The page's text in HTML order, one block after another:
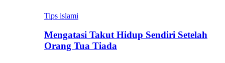
Tips islami
Mengatasi Takut Hidup Sendiri Setelah
Orang Tua Tiada